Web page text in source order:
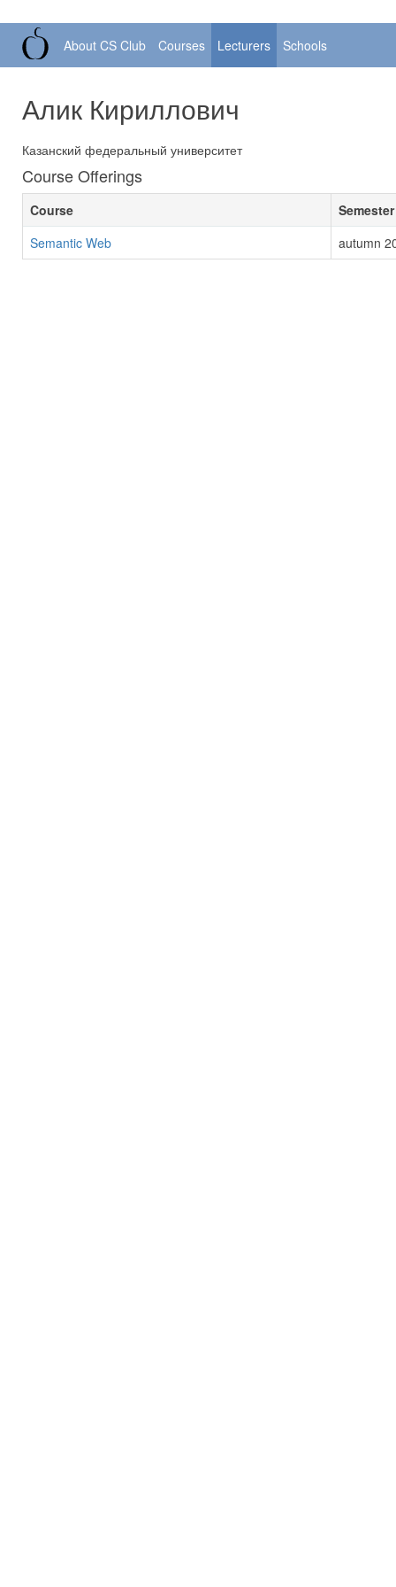
About CS Club Courses Lecturers Schools
Алик Кириллович
Казанский федеральный университет
Course Offerings
Course
Semester
Semantic Web
autumn